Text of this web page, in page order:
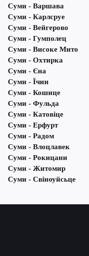
Суми - Варшава
Суми - Карлсруе
Суми - Вейгерово
Суми - Гумполец
Суми - Високе Мито
Суми - Охтирка
Суми - Єна
Суми - Їчин
Суми - Кошице
Суми - Фульда
Суми - Катовіце
Суми - Ерфурт
Суми - Радом
Суми - Влоцлавек
Суми - Рокицани
Суми - Житомир
Суми - Свіноуйсьце